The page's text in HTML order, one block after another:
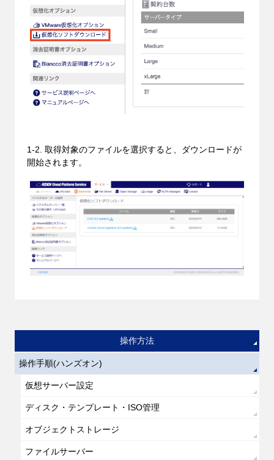
1-2. 取得対象のファイルを選択すると、ダウンロードが
開始されます。
操作方法
操作手順(ハンズオン)
仮想サーバー設定
ディスク・テンプレート・ISO管理
オブジェクトストレージ
ファイルサーバー